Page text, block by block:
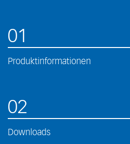
01
Produktinformationen
02
Downloads